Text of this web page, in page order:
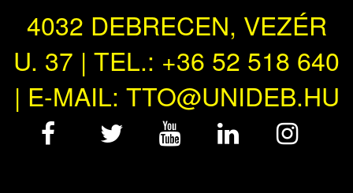
4032 DEBRECEN, VEZÉR
U. 37 | TEL.: +36 52 518 640
| E-MAIL: TTO@UNIDEB.HU